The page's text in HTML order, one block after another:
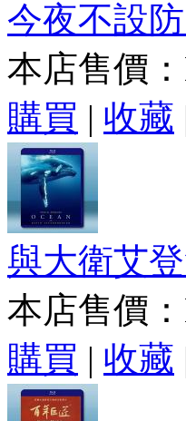
今夜不設
本店售價：
購買 | 收藏
與大衛艾
本店售價：
購買 | 收藏